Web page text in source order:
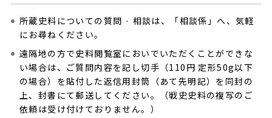
所蔵史料についての質問 · 相談は、「相談係」へ、気軽
にお尋ねください。
遠隔地の方で史料閲覧室においでいただくことができな
い場合は、ご質問内容を記し切手（110円 定形50g以下
の場合）を貼付した返信用封筒（あて先明記）を同封の
上、封書にて郵送してください。（戦史史料の複写のご
依頼は受け付けておりません。）